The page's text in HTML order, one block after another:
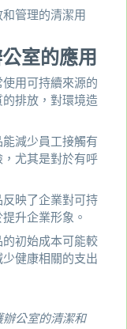
和管理的清潔用
用可持續來源的
排放，對環境造
減少員工接觸有
尤其是對於有呼
映了企業對可持
升企業形象。
初始成本可能較
健康相關的支出
公室的清潔和